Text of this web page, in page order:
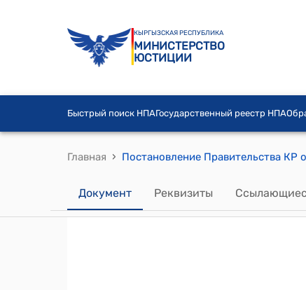
КЫРГЫЗСКАЯ РЕСПУБЛИКА
МИНИСТЕРСТВО
ЮСТИЦИИ
Быстрый поиск НПАГосударственный реестр НПА
Главная ›
Документ Реквизиты